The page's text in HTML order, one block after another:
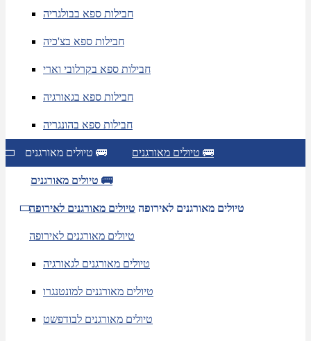
חבילות ספא בבולגריה
חבילות ספא בצ'כיה
חבילות ספא בקרלובי וארי
חבילות ספא בגאורגיה
חבילות ספא בהונגריה
טיולים מאורגנים 🚌 טיולים מאורגנים 🚌
טיולים מאורגנים 🚌
טיולים מאורגנים לאירופה טיולים מאורגנים לאירופה
טיולים מאורגנים לאירופה
טיולים מאורגנים לגאורגיה
טיולים מאורגנים למונטנגרו
טיולים מאורגנים לבודפשט